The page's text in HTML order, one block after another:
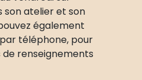
son atelier et son
également
téléphone, pour
renseignements